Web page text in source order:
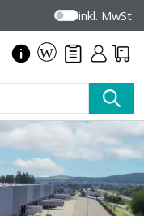
inkl. MwSt.